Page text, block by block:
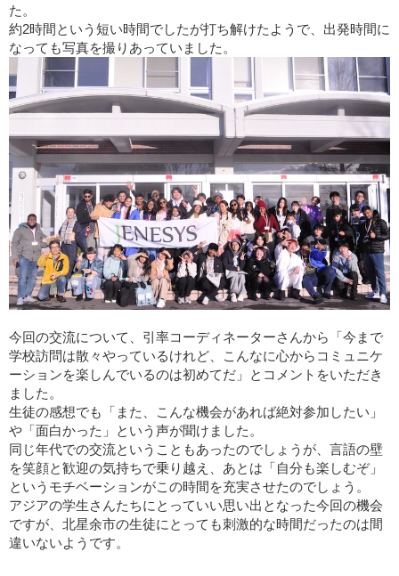
た。
約2時間という短い時間でしたが打ち解けたようで、出発時間に
なっても写真を撮りあっていました。
今回の交流について、引率コーディネーターさんから「今まで
学校訪問は散々やっているけれど、こんなに心からコミュニケ
ーションを楽しんでいるのは初めてだ」とコメントをいただき
ました。
生徒の感想でも「また、こんな機会があれば絶対参加したい」
や「面白かった」という声が聞けました。
同じ年代での交流ということもあったのでしょうが、言語の壁
を笑顔と歓迎の気持ちで乗り越え、あとは「自分も楽しむぞ」
というモチベーションがこの時間を充実させたのでしょう。
アジアの学生さんたちにとっていい思い出となった今回の機会
ですが、北星余市の生徒にとっても刺激的な時間だったのは間
違いないようです。